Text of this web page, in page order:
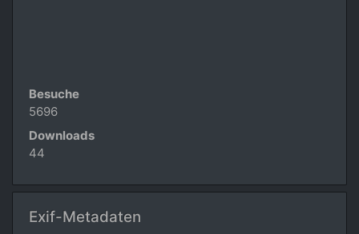
Besuche
5696
Downloads
44
Exif-Metadaten